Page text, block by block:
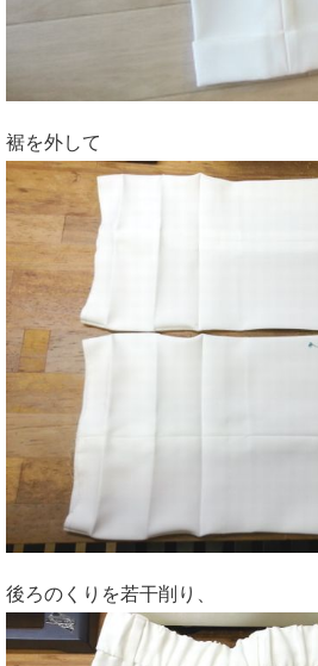
裾を外して
後ろのくりを若干削り、